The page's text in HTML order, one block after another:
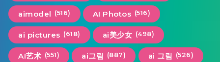
aimodel (516) AI Photos (516)
ai pictures (618) ai美少女 (498)
AI艺术 (551) ai그림 (887) ai 그림 (526)